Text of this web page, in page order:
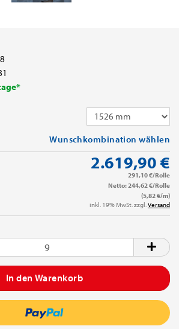
Wunschkombination wählen
2.619,90 €
291,10 €/Rolle
Netto: 244,62 €/Rolle
(5,82 €/m)
inkl. 19% MwSt. zzgl. Versand